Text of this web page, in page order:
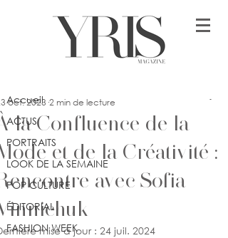
Accueil
ACTUS
PORTRAITS
LOOK DE LA SEMAINE
POP CULTURE
ÉDITORIAL
FASHION WEEK
la Confluence de la
et de la Créativité :
avec Sofia
oct. 2023 2 min de lecture
mise à jour : 24 juil. 2024